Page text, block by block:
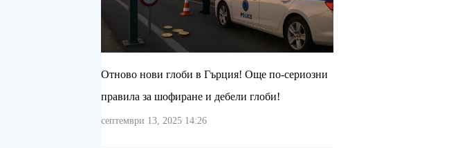
Отново нови глоби в Гърция! Още по-сериозни
правила за шофиране и дебели глоби!
септември 13, 2025 14:26